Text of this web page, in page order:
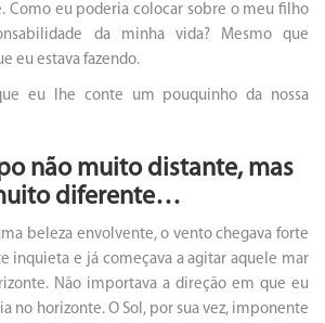
Como eu poderia colocar sobre o meu filho
da minha vida? Mesmo que
eu estava fazendo.
eu lhe conte um pouquinho da nossa
não muito distante, mas
diferente…
beleza envolvente, o vento chegava forte
inquieta e já começava a agitar aquele mar
Não importava a direção em que eu
no horizonte. O Sol, por sua vez, imponente